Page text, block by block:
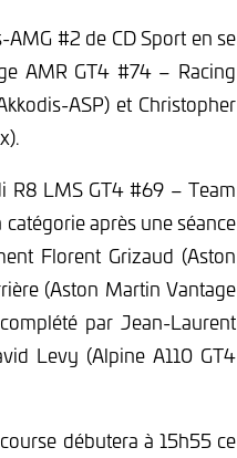
#2 de CD Sport en se
AMR GT4 #74 – Racing
ASP) et Christopher
R8 LMS GT4 #69 – Team
après une séance
Florent Grizaud (Aston
(Aston Martin Vantage
par Jean-Laurent
Levy (Alpine A110 GT4
débutera à 15h55 ce